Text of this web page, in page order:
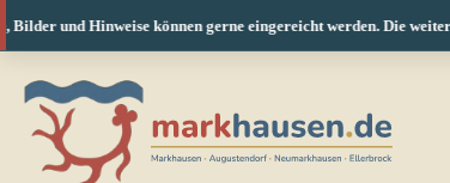
und Hinweise können gerne eingereicht werden. Die
Inhalt
springen